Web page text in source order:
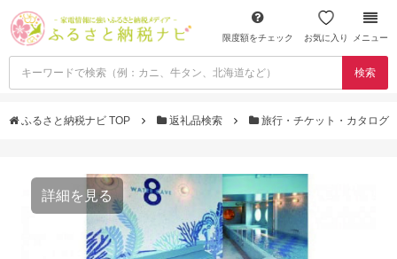
限度額をチェック お気に入り メニュー
検索
ふるさと納税ナビ TOP 返礼品検索 旅行・チケット・カタログ
詳細を見る